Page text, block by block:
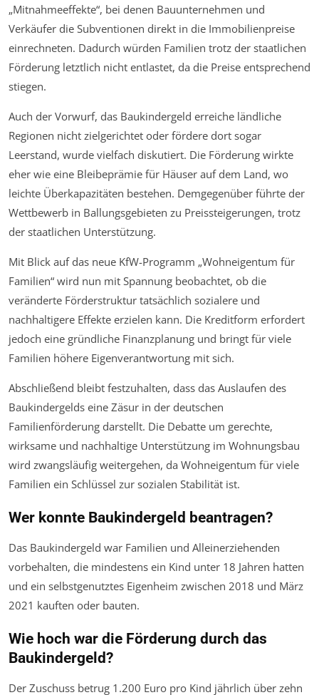
„Mitnahmeeffekte“, bei denen Bauunternehmen und
Verkäufer die Subventionen direkt in die Immobilienpreise
einrechneten. Dadurch würden Familien trotz der staatlichen
Förderung letztlich nicht entlastet, da die Preise entsprechend
stiegen.
Auch der Vorwurf, das Baukindergeld erreiche ländliche
Regionen nicht zielgerichtet oder fördere dort sogar
Leerstand, wurde vielfach diskutiert. Die Förderung wirkte
eher wie eine Bleibeprämie für Häuser auf dem Land, wo
leichte Überkapazitäten bestehen. Demgegenüber führte der
Wettbewerb in Ballungsgebieten zu Preissteigerungen, trotz
der staatlichen Unterstützung.
Mit Blick auf das neue KfW-Programm „Wohneigentum für
Familien“ wird nun mit Spannung beobachtet, ob die
veränderte Förderstruktur tatsächlich sozialere und
nachhaltigere Effekte erzielen kann. Die Kreditform erfordert
jedoch eine gründliche Finanzplanung und bringt für viele
Familien höhere Eigenverantwortung mit sich.
Abschließend bleibt festzuhalten, dass das Auslaufen des
Baukindergelds eine Zäsur in der deutschen
Familienförderung darstellt. Die Debatte um gerechte,
wirksame und nachhaltige Unterstützung im Wohnungsbau
wird zwangsläufig weitergehen, da Wohneigentum für viele
Familien ein Schlüssel zur sozialen Stabilität ist.
Wer konnte Baukindergeld beantragen?
Das Baukindergeld war Familien und Alleinerziehenden
vorbehalten, die mindestens ein Kind unter 18 Jahren hatten
und ein selbstgenutztes Eigenheim zwischen 2018 und März
2021 kauften oder bauten.
Wie hoch war die Förderung durch das
Baukindergeld?
Der Zuschuss betrug 1.200 Euro pro Kind jährlich über zehn